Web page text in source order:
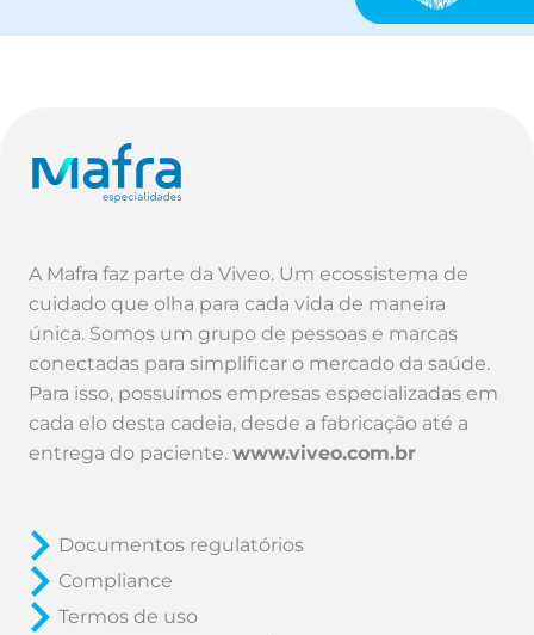
A Mafra faz parte da Viveo. Um ecossistema de
cuidado que olha para cada vida de maneira
única. Somos um grupo de pessoas e marcas
conectadas para simplificar o mercado da saúde.
Para isso, possuímos empresas especializadas em
cada elo desta cadeia, desde a fabricação até a
entrega do paciente.www.viveo.com.br
Documentos regulatórios
Compliance
Termos de uso